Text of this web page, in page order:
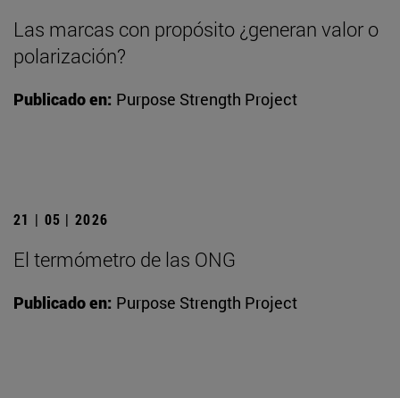
Las marcas con propósito ¿generan valor o
polarización?
Publicado en: Purpose Strength Project
21 | 05 | 2026
El termómetro de las ONG
Publicado en: Purpose Strength Project